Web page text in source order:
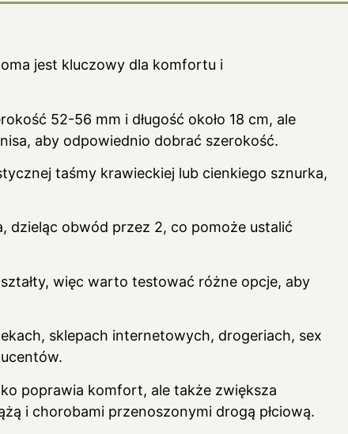
jest kluczowy dla komfortu i
52-56 mm i długość około 18 cm, ale
aby odpowiednio dobrać szerokość.
taśmy krawieckiej lub cienkiego sznurka,
dzieląc obwód przez 2, co pomoże ustalić
więc warto testować różne opcje, aby
sklepach internetowych, drogeriach, sex
poprawia komfort, ale także zwiększa
i chorobami przenoszonymi drogą płciową.